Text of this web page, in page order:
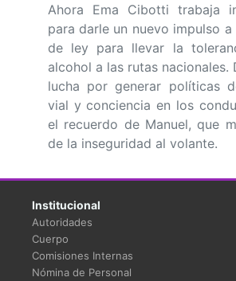
Ahora Ema Cibotti trabaja
para darle un nuevo impulso
de ley para llevar la
alcohol a las rutas nacionales.
lucha por generar políticas
vial y conciencia en los
el recuerdo de Manuel, que
de la inseguridad al volante.
Institucional
Autoridades
Cuerpo
Comisiones Internas
Nómina de Personal